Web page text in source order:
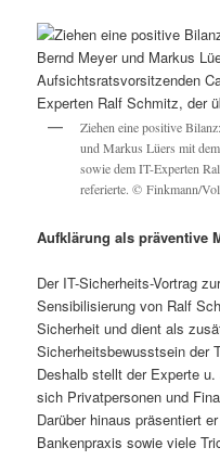
Ziehen eine positive
und Markus Lüers mit
sowie dem IT-Experten
referierte. © Finkmann/
Aufklärung als präventive
Der IT-Sicherheits-Vortrag
Sensibilisierung von Ralf
Sicherheit und dient als
Sicherheitsbewusstsein der
Deshalb stellt der Experte
sich Privatpersonen und
Darüber hinaus präsentiert
Bankenpraxis sowie viele